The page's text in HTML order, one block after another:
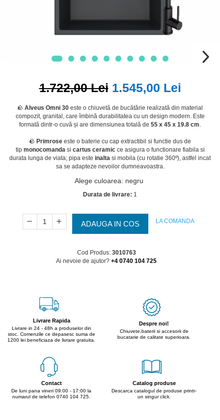
1.722,00 Lei 1.545,00 Lei
🪨 Alveus Omni 30 este o chiuvetă de bucătărie realizată din material
compozit, granital, care îmbină durabilitatea cu un design modern. Este
formată dintr-o cuvă și are dimensiunea totală de 55 x 45 x 19.8 cm
🪨 Primrose este o baterie cu cap extractibil si functie dus de
tip monocomanda si cartus ceramicce asigura o functionare fiabila si
durata lunga de viata; pipa este inalta si mobila (cu rotatie 360º), astfel incat
sa se adapteze nevoilor dumneavoastra.
Alege culoarea: negru
Durata de livrare: 1
ADAUGA IN COS LA COMANDA
Cod Produs: 3010763
Ai nevoie de ajutor? +4 0740 104 725
Livrare Rapida
Livrare in 24 - 48h a produselor din
stoc. Comenzile ce depasesc suma de
1200 lei beneficiaza de livrare gratuita.
Despre noi!
Chiuvete,baterii si accesorii de
bucatarie de calitate superioara.
Contact
De luni pana vineri 09:00 - 17:00 la
numarul de telefon 0740 104 725.
Catalog produse
Descarca catalogul de produse printr-
un singur click.